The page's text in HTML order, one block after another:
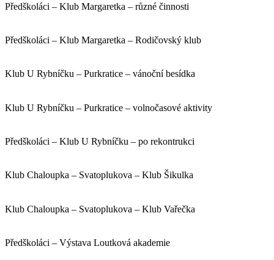
Předškoláci – Klub Margaretka – různé činnosti
Předškoláci – Klub Margaretka – Rodičovský klub
Klub U Rybníčku – Purkratice – vánoční besídka
Klub U Rybníčku – Purkratice – volnočasové aktivity
Předškoláci – Klub U Rybníčku – po rekontrukci
Klub Chaloupka – Svatoplukova – Klub Šikulka
Klub Chaloupka – Svatoplukova – Klub Vařečka
Předškoláci – Výstava Loutková akademie